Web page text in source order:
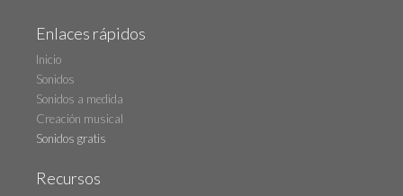
Enlaces rápidos
Inicio
Sonidos
Sonidos a medida
Creación musical
Sonidos gratis
Recursos